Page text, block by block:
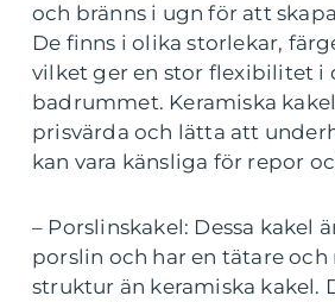
och bränns i ugn för att
De finns i olika storlekar,
vilket ger en stor flexibilitet i
badrummet. Keramiska
prisvärda och lätta att
kan vara känsliga för repor
– Porslinskakel: Dessa kakel
porslin och har en tätare
struktur än keramiska kakel.